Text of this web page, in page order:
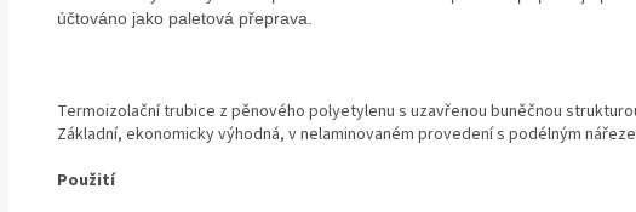
účtováno jako paletová přeprava.
Termoizolační trubice z pěnového polyetylenu s uzavřenou buněčnou
Základní, ekonomicky výhodná, v nelaminovaném provedení s podélným
Použití